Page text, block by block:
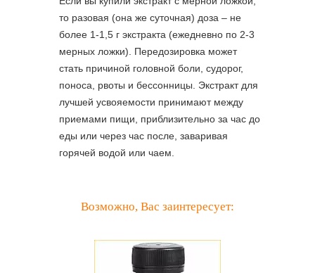
то разовая (она же суточная) доза – не
более 1-1,5 г экстракта (ежедневно по 2-3
мерных ложки). Передозировка может
стать причиной головной боли, судорог,
поноса, рвоты и бессонницы. Экстракт для
лучшей усвояемости принимают между
приемами пищи, приблизительно за час до
еды или через час после, заваривая
горячей водой или чаем.
Возможно, Вас заинтересует: